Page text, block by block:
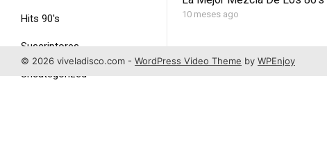
Hits 90's
Suscriptores
Uncategorized
10 meses ago
© 2026 viveladisco.com - WordPress Video Theme by WPEnjoy